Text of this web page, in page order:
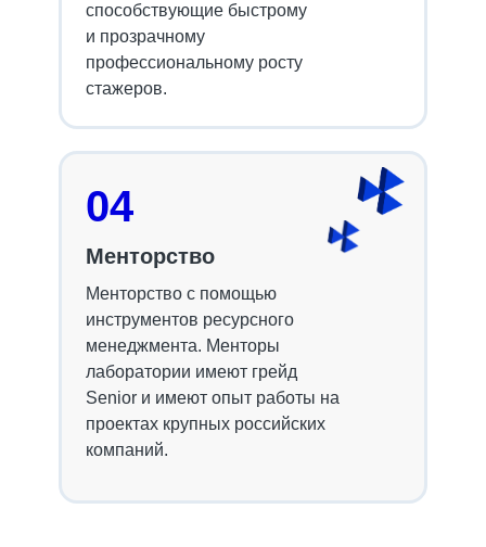
способствующие быстрому
и прозрачному
профессиональному росту
стажеров.
04
Менторство с помощью
инструментов ресурсного
менеджмента. Менторы
лаборатории имеют грейд
Senior и имеют опыт работы на
проектах крупных российских
компаний.
Менторство